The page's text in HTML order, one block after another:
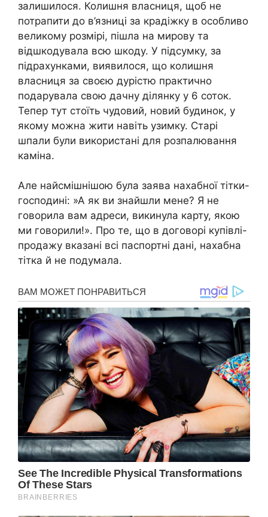
залишилося. Колишня власниця, щоб не
потрапити до в’язниці за крадіжку в особливо
великому розмірі, пішла на мирову та
відшкодувала всю шкоду. У підсумку, за
підрахунками, виявилося, що колишня
власниця за своєю дурістю практично
подарувала свою дачну ділянку у 6 соток.
Тепер тут стоїть чудовий, новий будинок, у
якому можна жити навіть узимку. Старі
шпали були використані для розпалювання
каміна.
Але найсмішнішою була заява нахабної тітки-
господині: »А як ви знайшли мене? Я не
говорила вам адреси, викинула карту, якою
ми говорили!». Про те, що в договорі купівлі-
продажу вказані всі паспортні дані, нахабна
тітка й не подумала.